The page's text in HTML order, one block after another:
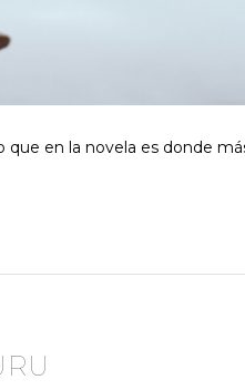
que en la novela es donde